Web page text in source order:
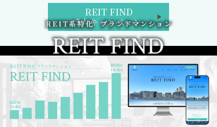
REIT FIND
5大キャンペーン